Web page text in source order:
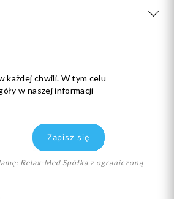
każdej chwili. W tym celu
w naszej informacji
Relax-Med Spółka z ograniczoną